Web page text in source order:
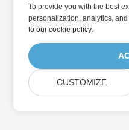
To provide you with the best
personalization, analytics,
toour cookie policy.
CUSTOMIZE